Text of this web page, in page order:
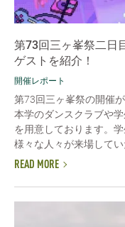
第73回三ヶ峯祭二日
ゲストを紹介！
開催レポート
第73回三ヶ峯祭の開催
本学のダンスクラブや
を用意しております。
様々な人々が来場してい
READ MORE